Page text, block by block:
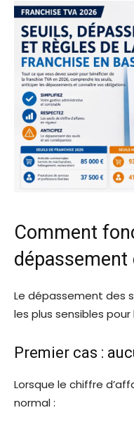
Comment
dépassement
Le dépassement des
les plus sensibles
Premier cas :
Lorsque le chiffre
normal :